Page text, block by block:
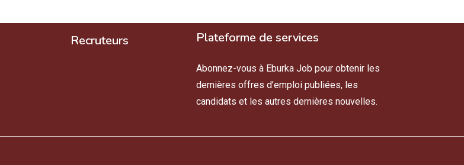
Recruteurs Plateforme de services
Abonnez-vous à Eburka Job pour obtenir les
dernières offres d’emploi publiées, les
candidats et les autres dernières nouvelles.